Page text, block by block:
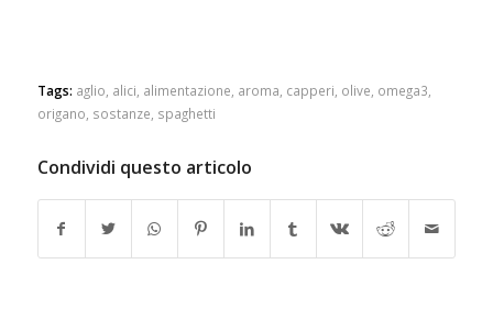
Tags: aglio alici alimentazione aroma capperi olive omega3
origano sostanze spaghetti
Condividi questo articolo